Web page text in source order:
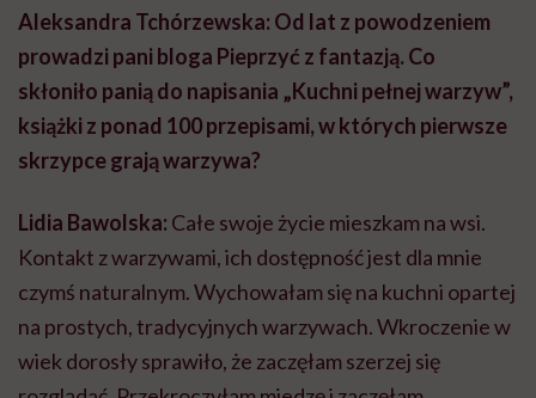
Aleksandra Tchórzewska: Od lat z powodzeniem
prowadzi pani bloga Pieprzyć z fantazją. Co
skłoniło panią do napisania „Kuchni pełnej warzyw”,
książki z ponad 100 przepisami, w których pierwsze
skrzypce grają warzywa?
Lidia Bawolska: Całe swoje życie mieszkam na wsi.
Kontakt z warzywami, ich dostępność jest dla mnie
czymś naturalnym. Wychowałam się na kuchni opartej
na prostych, tradycyjnych warzywach. Wkroczenie w
wiek dorosły sprawiło, że zaczęłam szerzej się